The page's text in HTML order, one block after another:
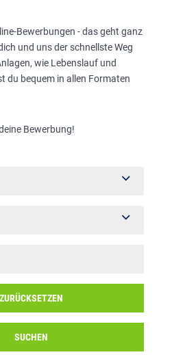
Bewerbungen - das geht ganz
und uns der schnellste Weg
wie Lebenslauf und
du bequem in allen Formaten
Bewerbung!
ZURÜCKSETZEN
SUCHEN